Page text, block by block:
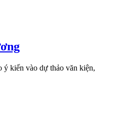
kiến vào dự thảo văn kiện,